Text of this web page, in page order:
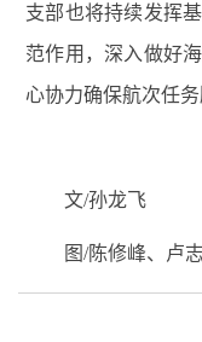
支部也将持续发挥
范作用，深入做好
心协力确保航次任务
文/孙龙飞
图/陈修峰、卢